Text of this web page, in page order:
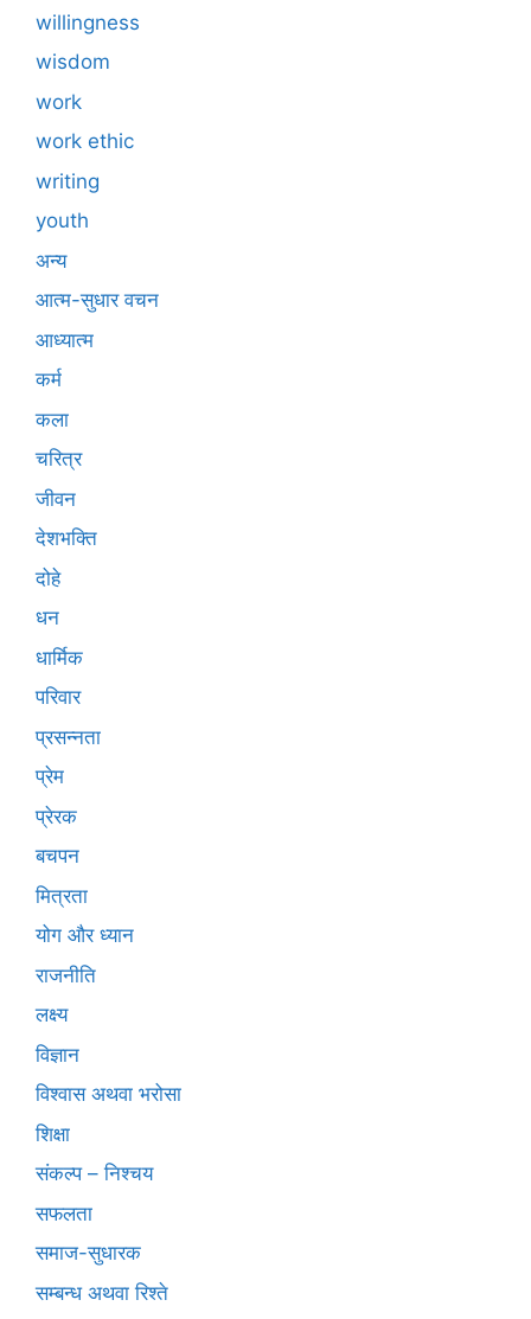
willingness
wisdom
work
work ethic
writing
youth
अन्य
आत्म-सुधार वचन
आध्यात्म
कर्म
कला
चरित्र
जीवन
देशभक्ति
दोहे
धन
धार्मिक
परिवार
प्रसन्नता
प्रेम
प्रेरक
बचपन
मित्रता
योग और ध्यान
राजनीति
लक्ष्य
विज्ञान
विश्वास अथवा भरोसा
शिक्षा
संकल्प – निश्चय
सफलता
समाज-सुधारक
सम्बन्ध अथवा रिश्ते